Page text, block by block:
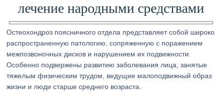
лечение народными средствами
Остеохондроз поясничного отдела представляет собой широко
распространенную патологию, сопряженную с поражением
межпозвоночных дисков и нарушением их подвижности.
Особенно подвержены развитию заболевания лица, занятые
тяжелым физическим трудом, ведущие малоподвижный образ
жизни и люди старше среднего возраста.